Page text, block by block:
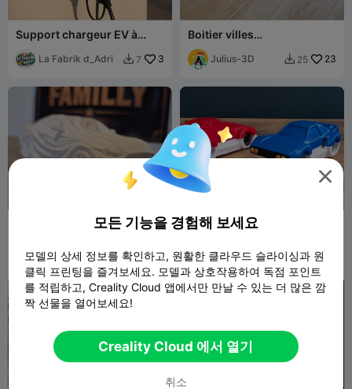
Support chargeur EV à
La Fabrik d_Adri  7 3
Boitier villes
Micromachines
Julius-3D  25 23
Sculpture de Ford Mustang
illy
24
Voiture de drift à bille
15

모든 기능을 경험해 보세요
모델의 상세 정보를 확인하고, 원활한 클라우드 슬라이싱과 원
클릭 프린팅을 즐겨보세요. 모델과 상호작용하여 독점 포인트
를 적립하고, Creality Cloud 앱에서만 만날 수 있는 더 많은 깜
짝 선물을 열어보세요!
Creality Cloud 에서 열기
취소